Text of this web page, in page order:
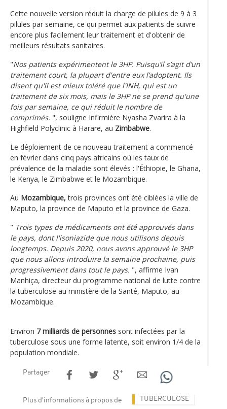
Cette nouvelle version réduit la charge de pilules de 9 à 3
pilules par semaine, ce qui permet aux patients de suivre
encore plus facilement leur traitement et d'obtenir de
meilleurs résultats sanitaires.
"Nos patients expérimentent le 3HP. Puisqu’il s’agit d’un
traitement court, la plupart d'entre eux l’adoptent. Ils
disent qu'il est mieux toléré que l'INH, qui est un
traitement de six mois, mais le 3HP ne se prend qu'une
fois par semaine, ce qui réduit le nombre de
comprimés. ", souligne Infirmière Nyasha Zvarira à la
Highfield Polyclinic à Harare, au Zimbabwe.
Le déploiement de ce nouveau traitement a commencé
en février dans cinq pays africains où les taux de
prévalence de la maladie sont élevés : l'Éthiopie, le Ghana,
le Kenya, le Zimbabwe et le Mozambique.
Au Mozambique, trois provinces ont été ciblées la ville de
Maputo, la province de Maputo et la province de Gaza.
" Trois types de médicaments ont été approuvés dans
le pays, dont l'isoniazide que nous utilisons depuis
longtemps. Depuis 2020, nous avons approuvé le 3HP
que nous allons introduire la semaine prochaine, puis
progressivement dans tout le pays. ", affirme Ivan
Manhiça, directeur du programme national de lutte contre
la tuberculose au ministère de la Santé, Maputo, au
Mozambique.
Environ 7 milliards de personnes sont infectées par la
tuberculose sous une forme latente, soit environ 1/4 de la
population mondiale.
Partager
Plus d'informations à propos de TUBERCULOSE